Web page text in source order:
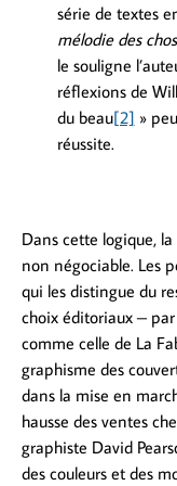
série de textes
mélodie des
le souligne
réflexions de
du beau[2] »
réussite.
Dans cette logique,
non négociable. Les
qui les distingue du
choix éditoriaux –
comme celle de La
graphisme des
dans la mise en
hausse des ventes
graphiste David
des couleurs et des